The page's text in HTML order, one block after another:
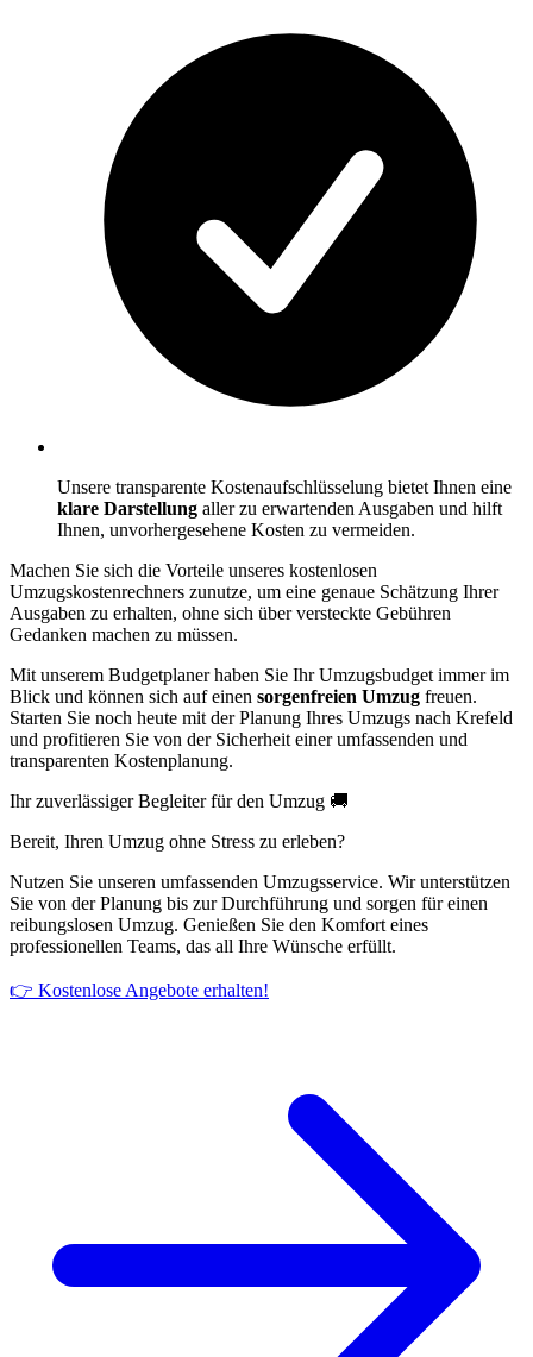
Unsere transparente Kostenaufschlüsselung bietet Ihnen eine
klare Darstellung aller zu erwartenden Ausgaben und hilft
Ihnen, unvorhergesehene Kosten zu vermeiden.
Machen Sie sich die Vorteile unseres kostenlosen
Umzugskostenrechners zunutze, um eine genaue Schätzung Ihrer
Ausgaben zu erhalten, ohne sich über versteckte Gebühren
Gedanken machen zu müssen.
Mit unserem Budgetplaner haben Sie Ihr Umzugsbudget immer im
Blick und können sich auf einen sorgenfreien Umzug freuen.
Starten Sie noch heute mit der Planung Ihres Umzugs nach Krefeld
und profitieren Sie von der Sicherheit einer umfassenden und
transparenten Kostenplanung.
Ihr zuverlässiger Begleiter für den Umzug 🚚
Bereit, Ihren Umzug ohne Stress zu erleben?
Nutzen Sie unseren umfassenden Umzugsservice. Wir unterstützen
Sie von der Planung bis zur Durchführung und sorgen für einen
reibungslosen Umzug. Genießen Sie den Komfort eines
professionellen Teams, das all Ihre Wünsche erfüllt.
👉 Kostenlose Angebote erhalten!